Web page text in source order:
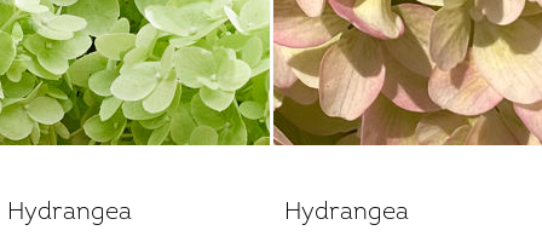
Hydrangea Hydrangea